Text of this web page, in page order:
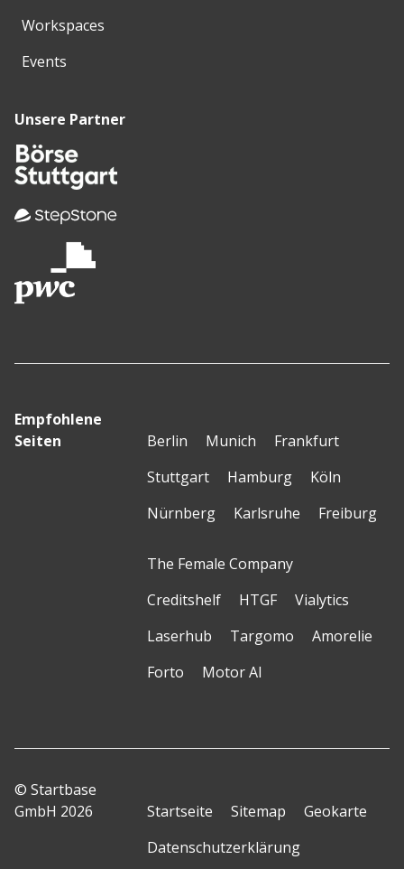
Workspaces
Events
Unsere Partner
Empfohlene
Seiten
Berlin Munich
Frankfurt
Stuttgart
Hamburg
Köln
Nürnberg
Karlsruhe Freiburg
The Female Company
Creditshelf
HTGF
Vialytics
Laserhub
Targomo
Amorelie
Forto
Motor AI
© Startbase
GmbH 2026
Startseite Sitemap
Geokarte
Datenschutzerklärung